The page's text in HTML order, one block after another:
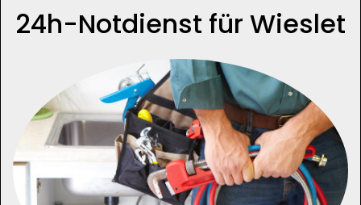
24h-Notdienst für Wieslet